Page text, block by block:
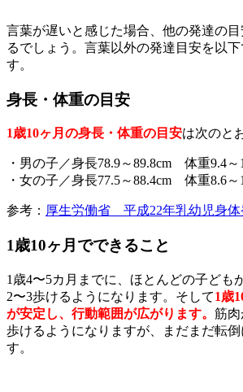
言葉が遅いと感じた場合、他の発達の
るでしょう。言葉以外の発達目安を以
す。
身長・体重の目安
1歳10ヶ月の身長・体重の目安は次のと
・男の子／身長78.9～89.8cm 体重9.4～
・女の子／身長77.5～88.4cm 体重8.6～
参考： 厚生労働省 平成22年乳幼児身体
1歳10ヶ月でできること
1歳4〜5カ月までに、ほとんどの子ども
2〜3歩けるようになります。そして1歳
が安定し、行動範囲が広がります。 筋肉
歩けるようになりますが、まだまだ転
す。